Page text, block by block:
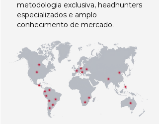
metodologia exclusiva, headhunters
especializados e amplo
conhecimento de mercado.